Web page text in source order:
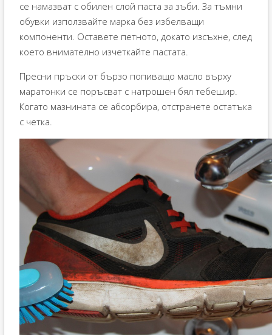
се намазват с обилен слой паста за зъби. За тъмни
обувки използвайте марка без избелващи
компоненти. Оставете петното, докато изсъхне, след
което внимателно изчеткайте пастата.
Пресни пръски от бързо попиващо масло върху
маратонки се поръсват с натрошен бял тебешир.
Когато мазнината се абсорбира, отстранете остатъка
с четка.